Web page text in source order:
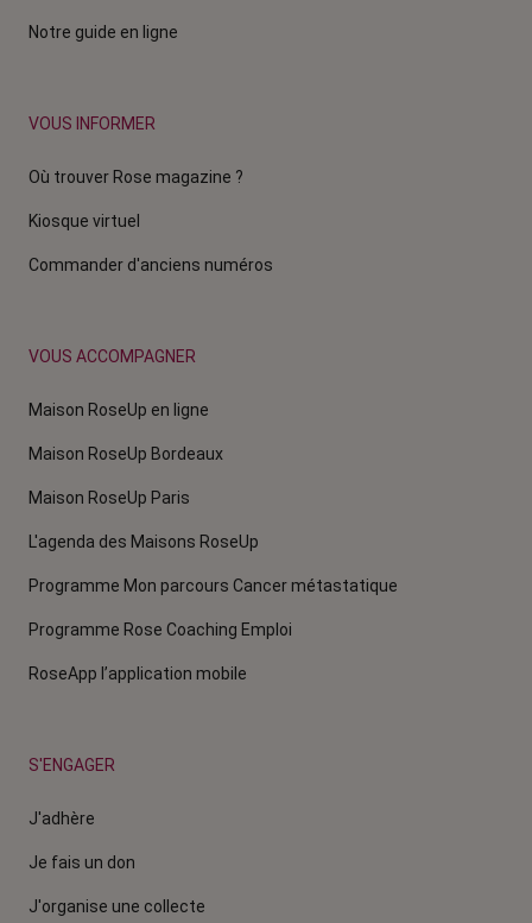
Notre guide en ligne
VOUS INFORMER
Où trouver Rose magazine ?
Kiosque virtuel
Commander d'anciens numéros
VOUS ACCOMPAGNER
Maison RoseUp en ligne
Maison RoseUp Bordeaux
Maison RoseUp Paris
L'agenda des Maisons RoseUp
Programme Mon parcours Cancer métastatique
Programme Rose Coaching Emploi
RoseApp l’application mobile
S'ENGAGER
J'adhère
Je fais un don
J'organise une collecte